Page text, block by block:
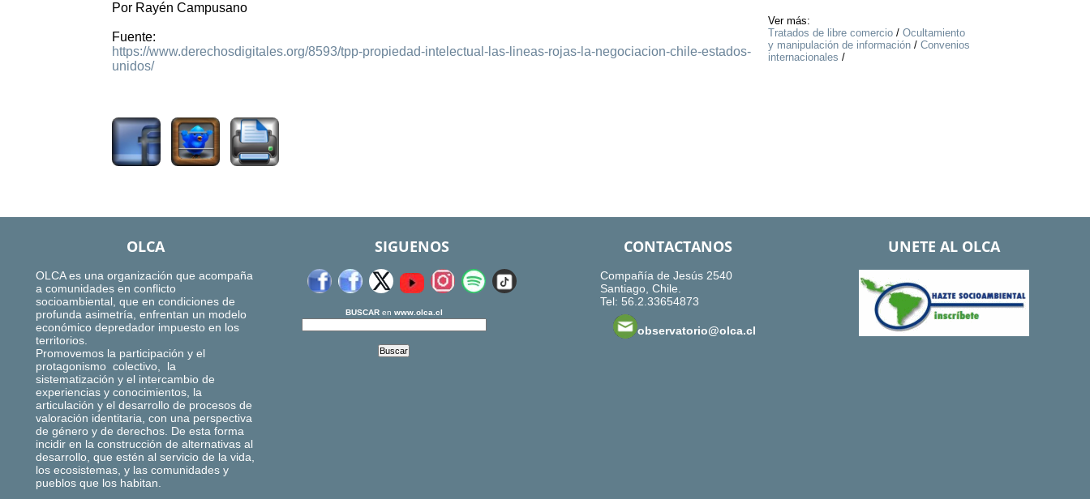
Por Rayén Campusano
Fuente:
https://www.derechosdigitales.org/8593/tpp-propiedad-intelectual-las-lineas-rojas-la-negociacion-chile-estados-
unidos/
Ver más:
Tratados de libre comercio/ Ocultamiento
y manipulación de información/ Convenios
internacionales /
OLCA
OLCA es una organización que acompaña
a comunidades en conflicto
socioambiental, que en condiciones de
profunda asimetría, enfrentan un modelo
económico depredador impuesto en los
territorios.
Promovemos la participación y el
protagonismo colectivo, la
sistematización y el intercambio de
experiencias y conocimientos, la
articulación y el desarrollo de procesos de
valoración identitaria, con una perspectiva
de género y de derechos. De esta forma
incidir en la construcción de alternativas al
desarrollo, que estén al servicio de la vida,
los ecosistemas, y las comunidades y
pueblos que los habitan.
SIGUENOS
BUSCARen www.olca.cl
CONTACTANOS
Compañía de Jesús 2540
Santiago, Chile.
Tel: 56.2.33654873
observatorio@olca.cl
UNETE AL OLCA